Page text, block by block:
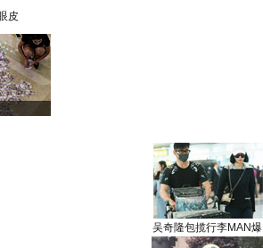
皮
吴奇隆包揽行李MAN爆